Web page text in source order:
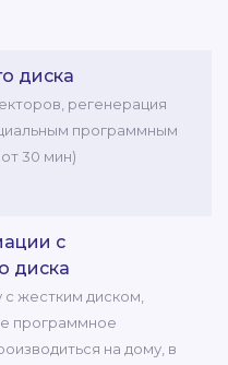
диска
регенерация
программным
30 мин)
с
диска
с жестким диском,
программное
на дому, в